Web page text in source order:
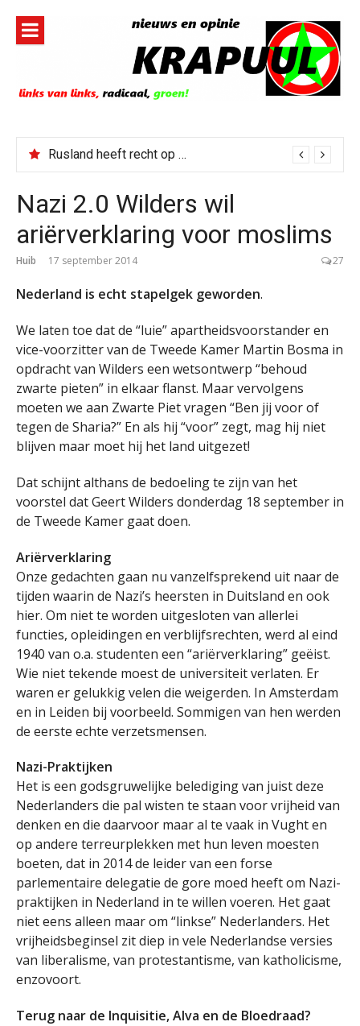
inhoud
Hysterie en complotgeleuter bij links én rechts na bestorming Spaanse enclave
Nazi 2.0 Wilders wil
ariërverklaring voor moslims
Huib 17 september 2014 27
Nederland is echt stapelgek geworden.
We laten toe dat de “luie” apartheidsvoorstander en
vice-voorzitter van de Tweede Kamer Martin Bosma in
opdracht van Wilders een wetsontwerp “behoud
zwarte pieten” in elkaar flanst. Maar vervolgens
moeten we aan Zwarte Piet vragen “Ben jij voor of
tegen de Sharia?” En als hij “voor” zegt, mag hij niet
blijven maar moet hij het land uitgezet!
Dat schijnt althans de bedoeling te zijn van het
voorstel dat Geert Wilders donderdag 18 september in
de Tweede Kamer gaat doen.
Ariërverklaring
Onze gedachten gaan nu vanzelfsprekend uit naar de
tijden waarin de Nazi’s heersten in Duitsland en ook
hier. Om niet te worden uitgesloten van allerlei
functies, opleidingen en verblijfsrechten, werd al eind
1940 van o.a. studenten een “ariërverklaring” geëist.
Wie niet tekende moest de universiteit verlaten. Er
waren er gelukkig velen die weigerden. In Amsterdam
en in Leiden bij voorbeeld. Sommigen van hen werden
de eerste echte verzetsmensen.
Nazi-Praktijken
Het is een godsgruwelijke belediging van juist deze
Nederlanders die pal wisten te staan voor vrijheid van
denken en die daarvoor maar al te vaak in Vught en
op andere terreurplekken met hun leven moesten
boeten, dat in 2014 de leider van een forse
parlementaire delegatie de gore moed heeft om Nazi-
praktijken in Nederland in te willen voeren. Het gaat
niet eens alleen maar om “linkse” Nederlanders. Het
vrijheidsbeginsel zit diep in vele Nederlandse versies
van liberalisme, van protestantisme, van katholicisme,
enzovoort.
Terug naar de Inquisitie, Alva en de Bloedraad?